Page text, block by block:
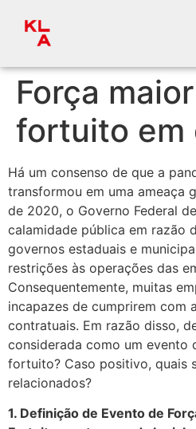
Força
fortuito em
Há um consenso de que a
transformou em uma ameaça
de 2020, o Governo Federal
calamidade pública em razão
governos estaduais e
restrições às operações das
Consequentemente, muitas
incapazes de cumprirem com
contratuais. Em razão disso,
considerada como um evento
fortuito? Caso positivo, quais
relacionados?
1. Definição de Evento de